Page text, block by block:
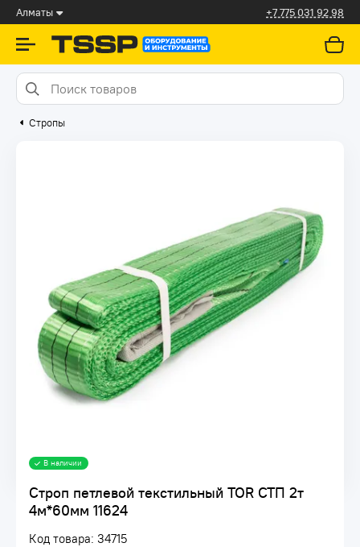
Алматы +7 775 031 92 98
Стропы
Строп петлевой текстильный TOR СТП 2т
4м*60мм 11624
Код товара: 34715
В наличии